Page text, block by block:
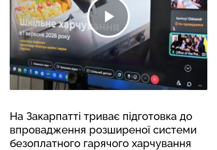
На Закарпатті триває підготовка до
впровадження розширеної системи
безоплатного гарячого харчування